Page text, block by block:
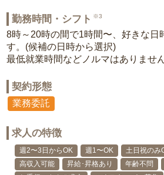
勤務時間・シフト ※3
8時～20時の間で1時間〜、好きな日
す。(候補の日時から選択)
最低就業時間などノルマはありません
契約形態
業務委託
求人の特徴
週2〜3日からOK 週1〜OK 土日祝のみ
高収入可能
昇給･昇格あり 年齢不問